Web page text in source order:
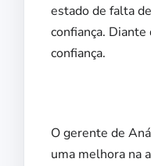
estado de falta
confiança.
confiança.
O gerente de
uma melhora na